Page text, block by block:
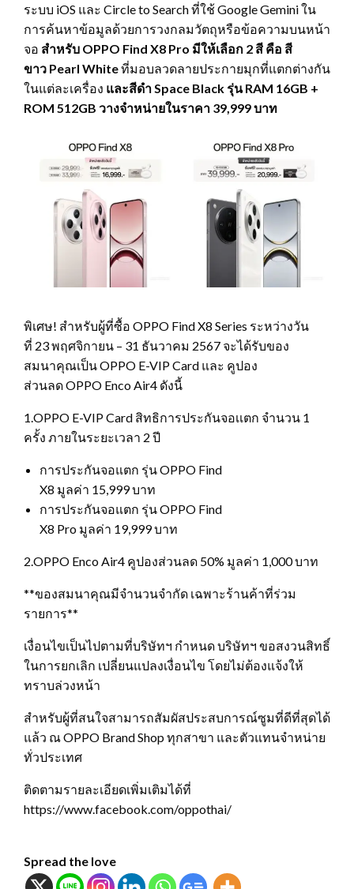
ระบบ iOS และ Circle to Search ที่ใช้ Google Gemini ใน
การค้นหาข้อมูลด้วยการวงกลมวัตถุหรือข้อความบนหน้า
จอ สำหรับ OPPO Find X8 Pro มีให้เลือก 2 สี คือ สี
ขาว Pearl Whiteที่มอบลวดลายประกายมุกที่แตกต่างกัน
ในแต่ละเครื่อง และสีดำSpace Black รุ่น RAM 16GB +
ROM 512GB วางจำหน่ายในราคา 39,999 บาท
พิเศษ! สำหรับผู้ที่ซื้อ OPPO Find X8 Series ระหว่างวัน
ที่ 23 พฤศจิกายน – 31 ธันวาคม 2567 จะได้รับของ
สมนาคุณเป็น OPPO E-VIP Card และ คูปอง
ส่วนลด OPPO Enco Air4 ดังนี้
1.OPPO E-VIP Card สิทธิการประกันจอเเตก จำนวน 1
ครั้ง ภายในระยะเวลา 2 ปี
การประกันจอแตก รุ่น OPPO Find
X8 มูลค่า 15,999 บาท
การประกันจอแตก รุ่น OPPO Find
X8 Pro มูลค่า 19,999 บาท
2.OPPO Enco Air4 คูปองส่วนลด 50% มูลค่า 1,000 บาท
**ของสมนาคุณมีจำนวนจำกัด เฉพาะร้านค้าที่ร่วม
รายการ**
เงื่อนไขเป็นไปตามที่บริษัทฯ กำหนด บริษัทฯ ขอสงวนสิทธิ์
ในการยกเลิก เปลี่ยนแปลงเงื่อนไข โดยไม่ต้องแจ้งให้
ทราบล่วงหน้า
สำหรับผู้ที่สนใจสามารถสัมผัสประสบการณ์ซูมที่ดีที่สุดได้
แล้ว ณ OPPO Brand Shop ทุกสาขา และตัวแทนจำหน่าย
ทั่วประเทศ
ติดตามรายละเอียดเพิ่มเติมได้ที่
https://www.facebook.com/oppothai/
Spread the love